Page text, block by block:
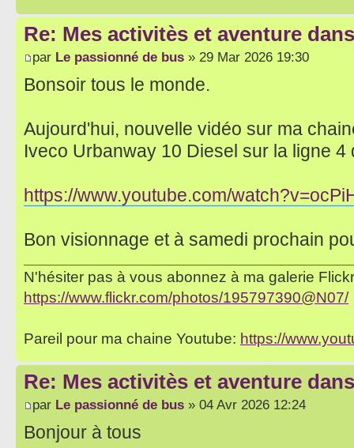
Re: Mes activitès et aventure
par Le passionné de bus » 29 Mar 2026 19:30
Bonsoir tous le monde.
Aujourd'hui, nouvelle vidéo sur ma
Iveco Urbanway 10 Diesel sur la ligne
https://www.youtube.com/
Bon visionnage et à samedi prochain
N'hésiter pas à vous abonnez à ma galerie
https://www.flickr.com/photos/195797390@N07/
Pareil pour ma chaine Youtube: https://
Re: Mes activitès et aventure
par Le passionné de bus » 04 Avr 2026 12:24
Bonjour à tous